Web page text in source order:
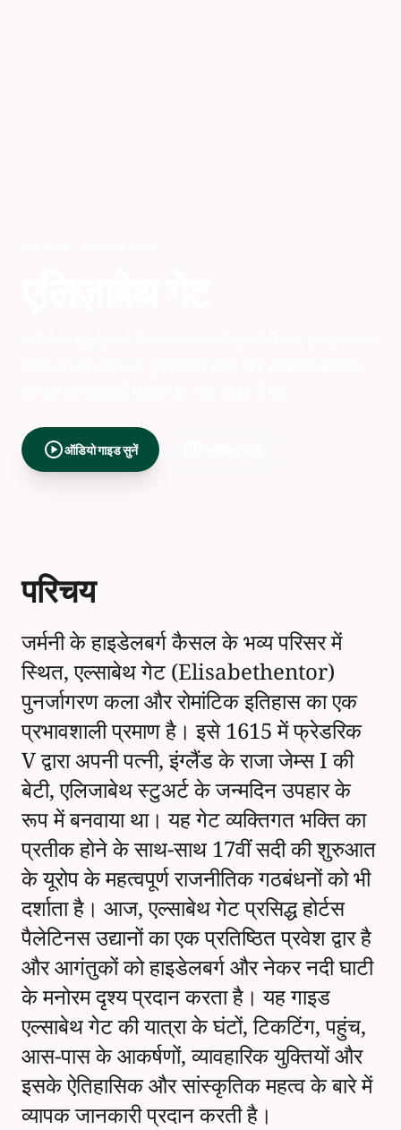
play_circleऑडियो गाइड सुनें
परिचय
जर्मनी के हाइडेलबर्ग कैसल के भव्य परिसर में
स्थित, एल्साबेथ गेट (Elisabethentor)
पुनर्जागरण कला और रोमांटिक इतिहास का एक
प्रभावशाली प्रमाण है। इसे 1615 में फ्रेडरिक
V द्वारा अपनी पत्नी, इंग्लैंड के राजा जेम्स I की
बेटी, एलिजाबेथ स्टुअर्ट के जन्मदिन उपहार के
रूप में बनवाया था। यह गेट व्यक्तिगत भक्ति का
प्रतीक होने के साथ-साथ 17वीं सदी की शुरुआत
के यूरोप के महत्वपूर्ण राजनीतिक गठबंधनों को भी
दर्शाता है। आज, एल्साबेथ गेट प्रसिद्ध होर्टस
पैलेटिनस उद्यानों का एक प्रतिष्ठित प्रवेश द्वार है
और आगंतुकों को हाइडेलबर्ग और नेकर नदी घाटी
के मनोरम दृश्य प्रदान करता है। यह गाइड
एल्साबेथ गेट की यात्रा के घंटों, टिकटिंग, पहुंच,
आस-पास के आकर्षणों, व्यावहारिक युक्तियों और
इसके ऐतिहासिक और सांस्कृतिक महत्व के बारे में
व्यापक जानकारी प्रदान करती है।